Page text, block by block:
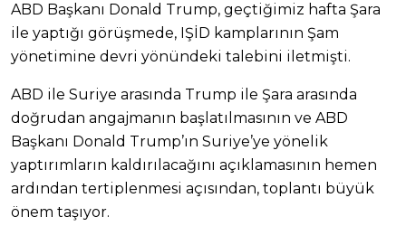
ABD Başkanı Donald Trump, geçtiğimiz hafta Şara
ile yaptığı görüşmede, IŞİD kamplarının Şam
yönetimine devri yönündeki talebini iletmişti.
ABD ile Suriye arasında Trump ile Şara arasında
doğrudan angajmanın başlatılmasının ve ABD
Başkanı Donald Trump’ın Suriye’ye yönelik
yaptırımların kaldırılacağını açıklamasının hemen
ardından tertiplenmesi açısından, toplantı büyük
önem taşıyor.